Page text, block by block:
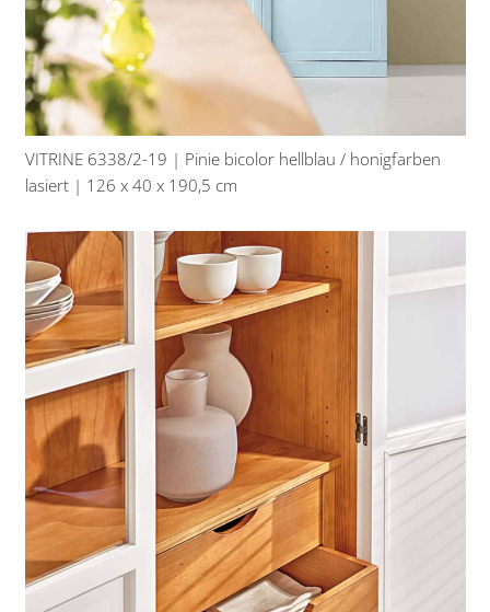
VITRINE 6338/2-19 | Pinie bicolor hellblau / honigfarben
lasiert | 126 x 40 x 190,5 cm